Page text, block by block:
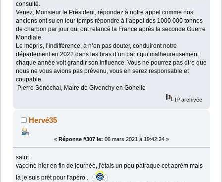
consulté.
Venez, Monsieur le Président, répondez à notre appel comme nos
anciens ont su en leur temps répondre à l’appel des 1000 000 tonnes
de charbon par jour qui ont relancé la France après la seconde Guerre
Mondiale.
Le mépris, l’indifférence, à n’en pas douter, conduiront notre
département en 2022 dans les bras d’un parti qui malheureusement
chaque année voit grandir son influence. Vous ne pourrez pas dire que
nous ne vous avions pas prévenu, vous en serez responsable et
coupable.
Pierre Sénéchal, Maire de Givenchy en Gohelle
IP archivée
Hervé35
« Réponse #307 le: 06 mars 2021 à 19:42:24 »
salut
vacciné hier en fin de journée, j'étais un peu patraque cet aprèm mais
là je suis prêt pour l'apéro .